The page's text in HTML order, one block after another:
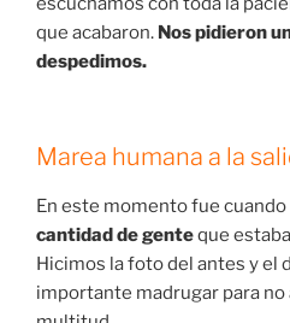
que acabaron. Nos pidieron
despedimos.
Marea humana a la
En este momento fue
cantidad de genteque
Hicimos la foto del antes y el
importante madrugar para